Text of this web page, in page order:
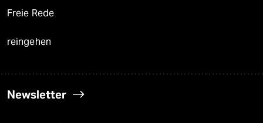
Freie Rede
reingehen
Newsletter